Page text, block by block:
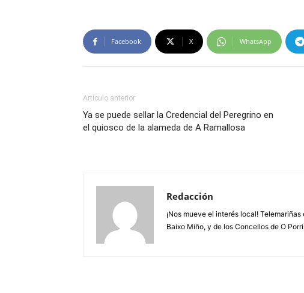
Facebook X WhatsApp
Artículo anterior
Ya se puede sellar la Credencial del Peregrino en
el quiosco de la alameda de A Ramallosa
Redacción
¡Nos mueve el interés local!
Baixo Miño, y de los Concellos de O